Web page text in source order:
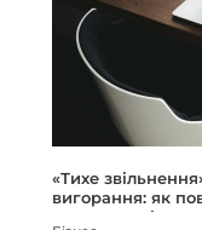
«Тихе
вигорання: як
через сенс і мету